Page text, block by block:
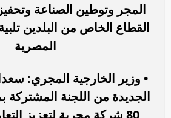
المجر وتوطين الصناعة
القطاع الخاص من البلدين
المصرية
• وزير الخارجية المجري:
الجديدة من اللجنة المشتركة
80 شركة مجرية لتعزيز